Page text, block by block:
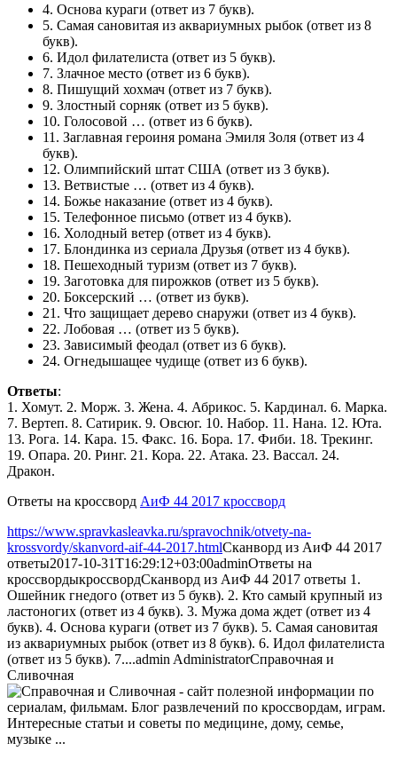
4. Основа кураги (ответ из 7 букв).
5. Самая сановитая из аквариумных рыбок (ответ из 8
букв).
6. Идол филателиста (ответ из 5 букв).
7. Злачное место (ответ из 6 букв).
8. Пишущий хохмач (ответ из 7 букв).
9. Злостный сорняк (ответ из 5 букв).
10. Голосовой … (ответ из 6 букв).
11. Заглавная героиня романа Эмиля Золя (ответ из 4
букв).
12. Олимпийский штат США (ответ из 3 букв).
13. Ветвистые … (ответ из 4 букв).
14. Божье наказание (ответ из 4 букв).
15. Телефонное письмо (ответ из 4 букв).
16. Холодный ветер (ответ из 4 букв).
17. Блондинка из сериала Друзья (ответ из 4 букв).
18. Пешеходный туризм (ответ из 7 букв).
19. Заготовка для пирожков (ответ из 5 букв).
20. Боксерский … (ответ из букв).
21. Что защищает дерево снаружи (ответ из 4 букв).
22. Лобовая … (ответ из 5 букв).
23. Зависимый феодал (ответ из 6 букв).
24. Огнедышащее чудище (ответ из 6 букв).
Ответы:
1. Хомут. 2. Морж. 3. Жена. 4. Абрикос. 5. Кардинал. 6. Марка.
7. Вертеп. 8. Сатирик. 9. Овсюг. 10. Набор. 11. Нана. 12. Юта.
13. Рога. 14. Кара. 15. Факс. 16. Бора. 17. Фиби. 18. Трекинг.
19. Опара. 20. Ринг. 21. Кора. 22. Атака. 23. Вассал. 24.
Дракон.
Ответы на кроссворд АиФ 44 2017 кроссворд
https://www.spravkasleavka.ru/spravochnik/otvety-na-
krossvordy/skanvord-aif-44-2017.htmlСканворд из АиФ 44 2017
ответы2017-10-31T16:29:12+03:00adminОтветы на
кроссвордыкроссвордСканворд из АиФ 44 2017 ответы 1.
Ошейник гнедого (ответ из 5 букв). 2. Кто самый крупный из
ластоногих (ответ из 4 букв). 3. Мужа дома ждет (ответ из 4
букв). 4. Основа кураги (ответ из 7 букв). 5. Самая сановитая
из аквариумных рыбок (ответ из 8 букв). 6. Идол филателиста
(ответ из 5 букв). 7....admin AdministratorСправочная и
Сливочная